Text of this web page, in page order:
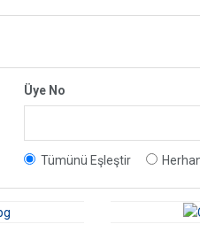
Üye No
Tümünü Eşleştir